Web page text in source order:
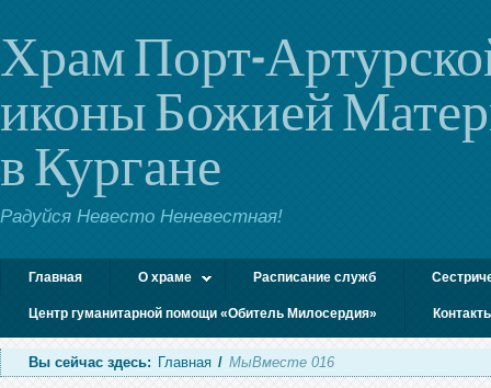
Храм Порт-
иконы Божией
в Кургане
Радуйся Невесто Неневестная!
Главная О храме Расписание служб
Центр гуманитарной помощи «Обитель Милосердия»
Вы сейчас здесь: Главная / МыВместе 016